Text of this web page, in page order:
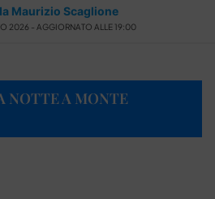
Maurizio Scaglione
2026 - AGGIORNATO ALLE 19:00
NOTTE A MONTE